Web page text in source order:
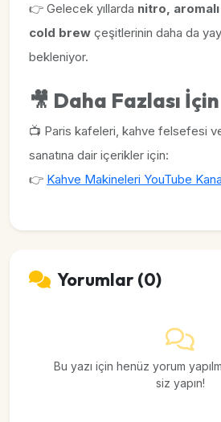
👉 Gelecek yıllarda nitro,
cold brew çeşitlerinin daha da
bekleniyor.
🎥 Daha Fazlası İçin
📺 Paris kafeleri, kahve felsefesi
sanatına dair içerikler için:
👉 Kahve Makineleri YouTube
Yorumlar (0)
Bu yazı için henüz yorum
siz yapın!